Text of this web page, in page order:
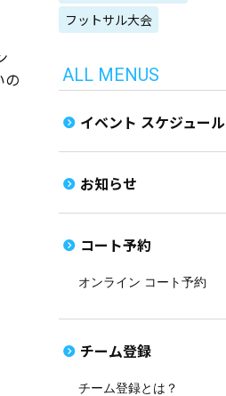
の
フットサル大会
ALL MENUS
イベント スケジュール
お知らせ
コート予約
オンライン コート予約
チーム登録
チーム登録とは？